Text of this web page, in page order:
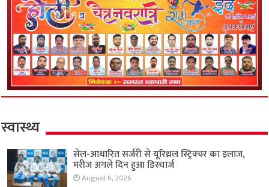
स्वास्थ्य
सेल-आधारित सर्जरी से यूरिथ्रल स्ट्रिक्चर का इलाज,
मरीज अगले दिन हुआ डिस्चार्ज
August 6, 2026